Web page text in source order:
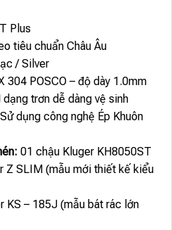
Plus
tiêu chuẩn Châu Âu
/ Silver
304 POSCO – độ dày 1.0mm
dạng trơn dễ dàng vệ sinh
Sử dụng công nghệ Ép Khuôn
01 chậu Kluger KH8050ST
Z SLIM (mẫu mới thiết kế kiểu
KS – 185J (mẫu bát rác lớn